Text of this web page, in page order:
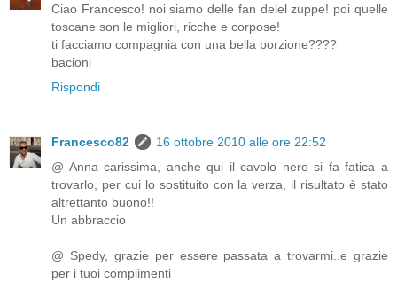
Ciao Francesco! noi siamo delle fan delel zuppe! poi quelle
toscane son le migliori, ricche e corpose!
ti facciamo compagnia con una bella porzione????
bacioni
Rispondi
Francesco82
16 ottobre 2010 alle ore 22:52
@ Anna carissima, anche qui il cavolo nero si fa fatica a
trovarlo, per cui lo sostituito con la verza, il risultato è stato
altrettanto buono!!
Un abbraccio
@ Spedy, grazie per essere passata a trovarmi..e grazie
per i tuoi complimenti